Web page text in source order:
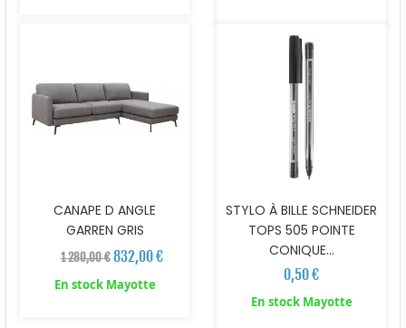
CANAPE D ANGLE
GARREN GRIS
1 280,00 € 832,00 €
En stock Mayotte
STYLO À BILLE SCHNEIDER
TOPS 505 POINTE
CONIQUE...
0,50 €
En stock Mayotte